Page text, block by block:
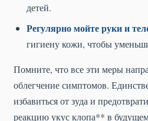
детей.
Регулярно мойте руки и
гигиену кожи, чтобы
Помните, что все эти меры
облегчение симптомов.
избавиться от зуда и
реакцию укус клопа** в